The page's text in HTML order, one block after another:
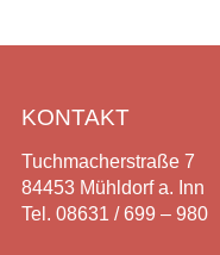
KONTAKT
Tuchmacherstraße 7
84453 Mühldorf a. Inn
Tel. 08631 / 699 – 980